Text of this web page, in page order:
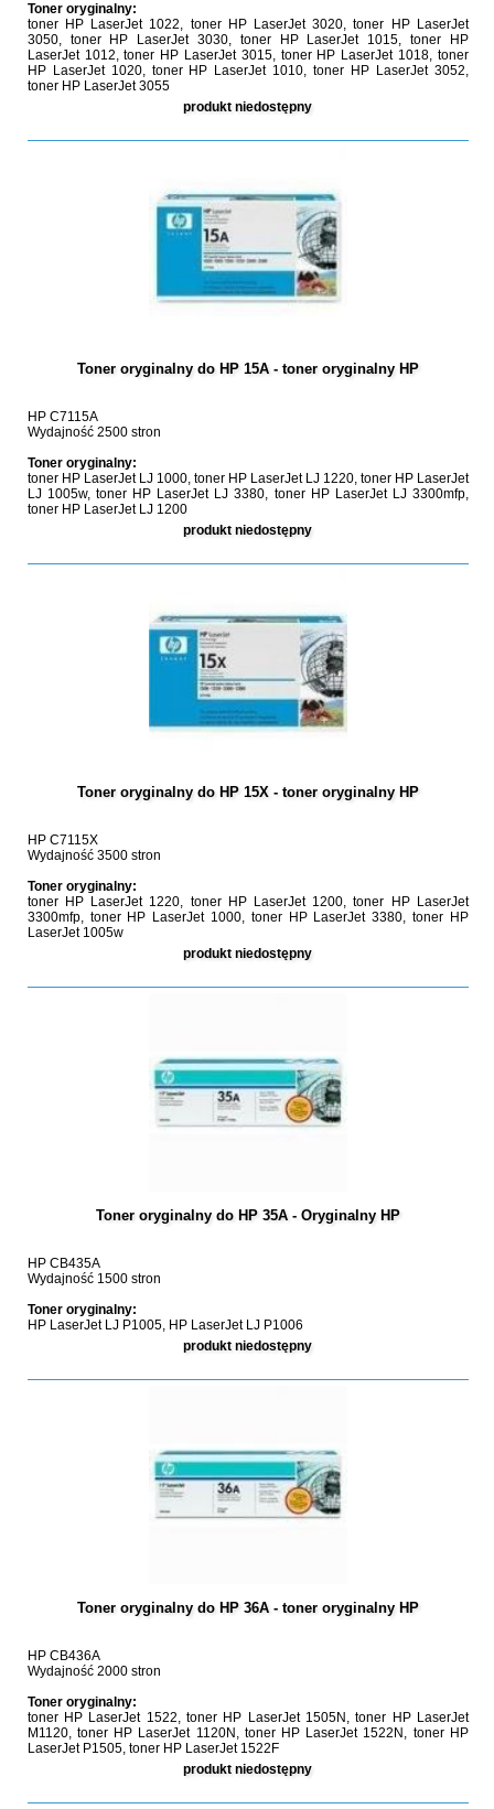
Toner oryginalny:
toner HP LaserJet 1022, toner HP LaserJet 3020, toner HP LaserJet
3050, toner HP LaserJet 3030, toner HP LaserJet 1015, toner HP
LaserJet 1012, toner HP LaserJet 3015, toner HP LaserJet 1018, toner
HP LaserJet 1020, toner HP LaserJet 1010, toner HP LaserJet 3052,
toner HP LaserJet 3055
produkt niedostępny
Toner oryginalny do HP 15A - toner oryginalny HP
HP C7115A
Wydajność 2500 stron
Toner oryginalny:
toner HP LaserJet LJ 1000, toner HP LaserJet LJ 1220, toner HP LaserJet
LJ 1005w, toner HP LaserJet LJ 3380, toner HP LaserJet LJ 3300mfp,
toner HP LaserJet LJ 1200
produkt niedostępny
Toner oryginalny do HP 15X - toner oryginalny HP
HP C7115X
Wydajność 3500 stron
Toner oryginalny:
toner HP LaserJet 1220, toner HP LaserJet 1200, toner HP LaserJet
3300mfp, toner HP LaserJet 1000, toner HP LaserJet 3380, toner HP
LaserJet 1005w
produkt niedostępny
Toner oryginalny do HP 35A - Oryginalny HP
HP CB435A
Wydajność 1500 stron
Toner oryginalny:
HP LaserJet LJ P1005, HP LaserJet LJ P1006
produkt niedostępny
Toner oryginalny do HP 36A - toner oryginalny HP
HP CB436A
Wydajność 2000 stron
Toner oryginalny:
toner HP LaserJet 1522, toner HP LaserJet 1505N, toner HP LaserJet
M1120, toner HP LaserJet 1120N, toner HP LaserJet 1522N, toner HP
LaserJet P1505, toner HP LaserJet 1522F
produkt niedostępny